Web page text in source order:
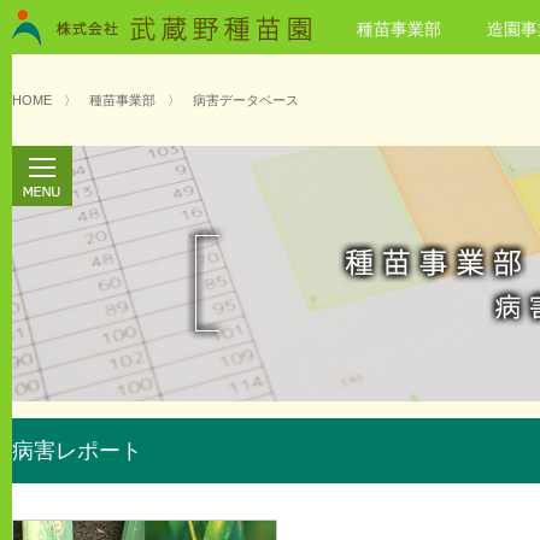
種苗事業部 造園
HOME 〉 種苗事業部 〉 病害データベース
病害レポート